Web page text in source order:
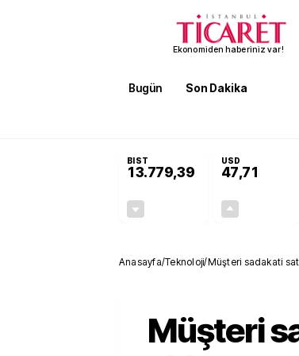
Ekonomiden haberiniz var!
Bugün Son Dakika
BIST
13.779,39
USD
47,71
Anasayfa/Teknoloji/Müşteri sadakati
Müşteri